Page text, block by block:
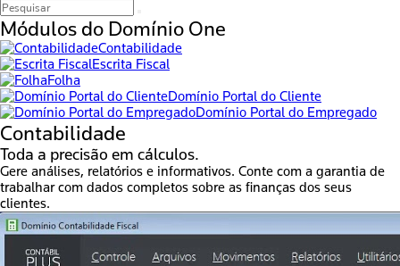
Módulos do Domínio One
Contabilidade
Escrita Fiscal
Folha
Domínio Portal do Cliente
Domínio Portal do Empregado
Contabilidade
Toda a precisão em cálculos.
Gere análises, relatórios e informativos. Conte com a garantia de
trabalhar com dados completos sobre as finanças dos seus
clientes.